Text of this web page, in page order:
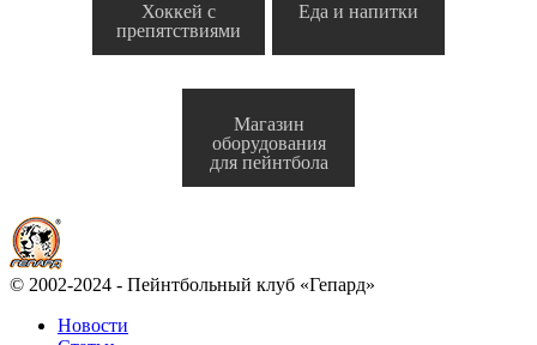
Хоккей с
препятствиями
Еда и напитки
Магазин
оборудования
для пейнтбола
© 2002-2024 - Пейнтбольный клуб «Гепард»
Новости